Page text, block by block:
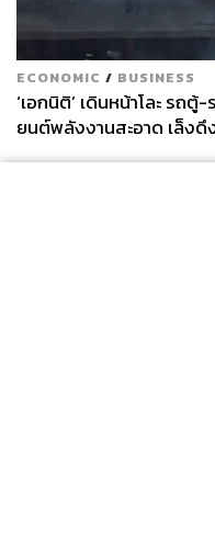
ECONOMIC / BUSINESS
‘เอกนิติ’ เดินหน้าโละ รถ
ยนต์พลังงานสะอาด เล็งดึ